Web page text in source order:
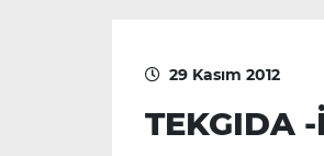
29 Kasım 2012
TEKGIDA